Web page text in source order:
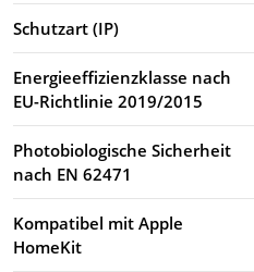
Schutzart (IP)
Energieeffizienzklasse nach
EU-Richtlinie 2019/2015
Photobiologische Sicherheit
nach EN 62471
Kompatibel mit Apple
HomeKit